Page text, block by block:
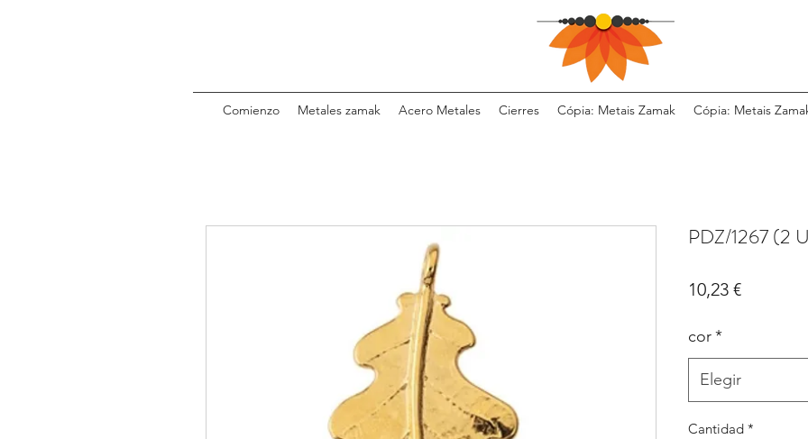
Comienzo Metales zamak Acero Metales Cierres Cópia: Metais Zamak Cópia: Metais
PDZ/1267 (2
10,23 €Precio
cor*
Elegir
Cantidad *